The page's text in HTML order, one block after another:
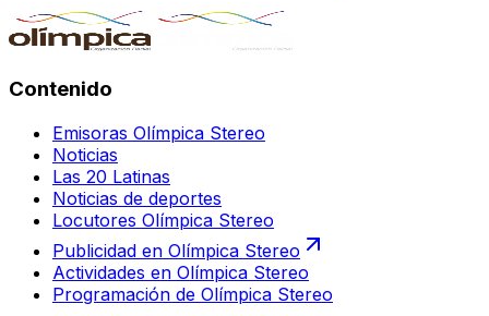
Contenido
Emisoras Olímpica Stereo
Noticias
Las 20 Latinas
Noticias de deportes
Locutores Olímpica Stereo
Publicidad en Olímpica Stereo
Actividades en Olímpica Stereo
Programación de Olímpica Stereo